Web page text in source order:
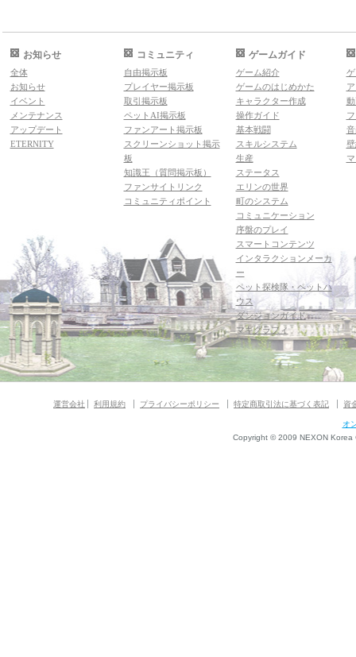
お知らせ
全体
お知らせ
イベント
メンテナンス
アップデート
ETERNITY
コミュニティ
自由掲示板
プレイヤー掲示板
取引掲示板
ペットAI掲示板
ファンアート掲示板
スクリーンショット掲示
板
知識王（質問掲示板）
ファンサイトリンク
コミュニティポイント
ゲームガイド
ゲーム紹介
ゲームのはじめかた
キャラクター作成
操作ガイド
基本戦闘
スキルシステム
生産
ステータス
エリンの世界
町のシステム
コミュニケーション
序盤のプレイ
スマートコンテンツ
インタラクションメーカ
ー
ペット探検隊・ペットハ
ウス
ダンジョンガイド
マギグラフィ
運営会社 利用規約 プライバシーポリシー 特定商取引法に基づく表記 資
オ
Copyright © 2009 NEXON Korea